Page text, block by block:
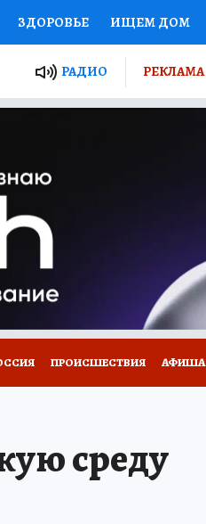
ЗДОРОВЬЕ ИЩЕМ ДОМ
ПРОЕКТЫ РОССИИ
ПУТЕВОДИТЕЛЬ
ПОТРЕБИТЕЛЯ
РАДИО РЕКЛАМА
ПРОИСШЕСТВИЯ АФИША
среду